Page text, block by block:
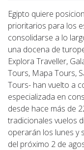
Egipto quiere
prioritarios para los
consolidarse a lo
una docena de
Explora Traveller,
Tours, Mapa Tours,
Tours- han vuelto a
especializada en
desde hace más de
tradicionales vuelos
operarán los lunes y
del próximo 2 de